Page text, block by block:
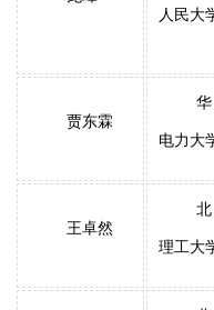
人民大
贾东霖
电力大
王卓然
理工大